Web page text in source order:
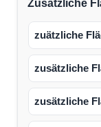
Zusätzliche
zuätzliche
zusätzliche
zusätzliche